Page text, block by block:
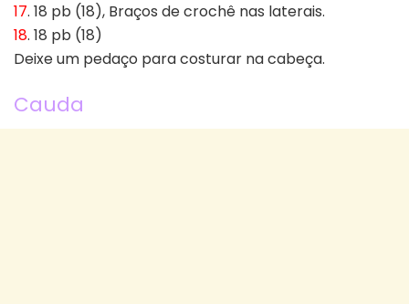
17. 18 pb (18), Braços de crochê nas laterais.
18. 18 pb (18)
Deixe um pedaço para costurar na cabeça.
Cauda